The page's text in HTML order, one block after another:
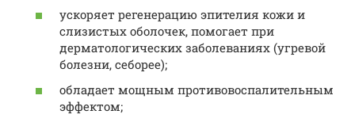
ускоряет регенерацию эпителия кожи и
слизистых оболочек, помогает при
дерматологических заболеваниях (угревой
болезни, себорее);
обладает мощным противовоспалительным
эффектом;